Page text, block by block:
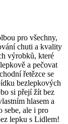
pro všechny,‌
chuti a kvality
‍výrobků, které
⁢a pečovat​
⁣řetězce se
bezlepkových
si přejí žít bez‍
⁤hlasem a‌
sebe, ale i pro
lepku s Lidlem!